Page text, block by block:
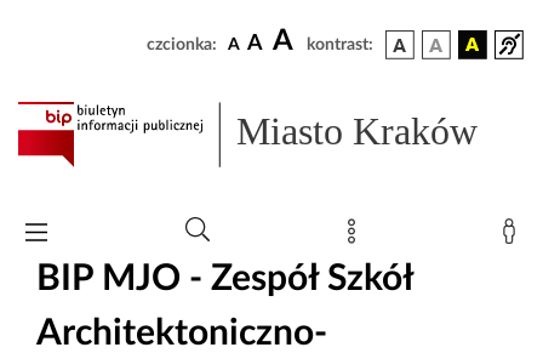
czcionka: A A A kontrast:
Miasto Kraków
BIP MJO - Zespół Szkół
Architektoniczno-